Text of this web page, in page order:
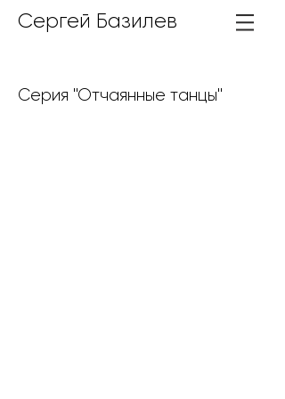
Сергей Базилев
Серия "Отчаянные танцы"